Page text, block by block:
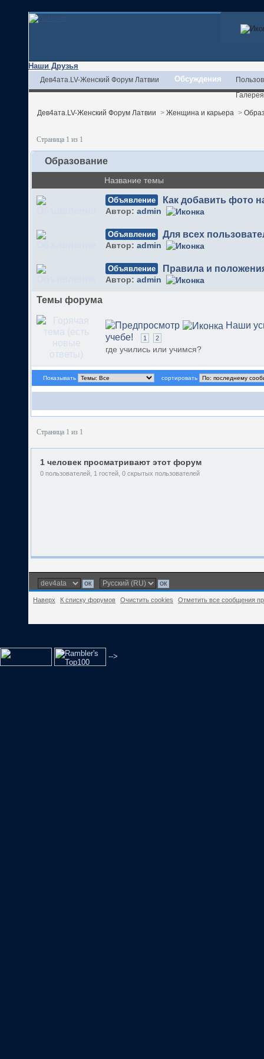
Наши Друзья
Дев4ата.LV-Женский Форум Латвии Обсуждения
Галерея
Дев4ата.LV-Женский Форум Латвии > Женщина и карьера >
Страница 1 из 1
Образование
Название темы
Объявление Как добавить фото
Автор: admin
Объявление Для всех
Автор: admin
Объявление Правила и
Автор: admin
Темы форума
Наши
учебе!
1 2
где учились или учимся?
Показывать сортировать
Страница 1 из 1
1 человек просматривают этот форум
0 пользователей, 1 гостей, 0 скрытых пользователей
Наверх К списку форумов Очистить cookies Отметить все сообщения
-->